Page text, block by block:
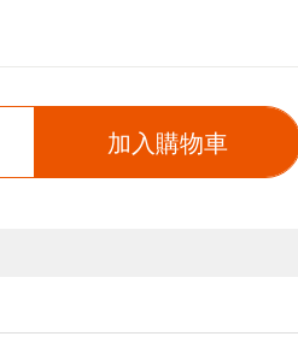
加入購物車